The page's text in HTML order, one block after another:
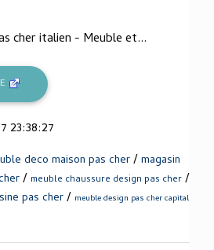
cher italien - Meuble et...
23:38:27
deco maison pas cher/magasin
/ meuble chaussure design pas cher /
pas cher/ meuble design pas cher capital